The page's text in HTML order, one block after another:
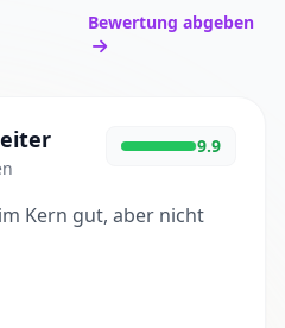
Bewertung abgeben
9.9
Kern gut, aber nicht